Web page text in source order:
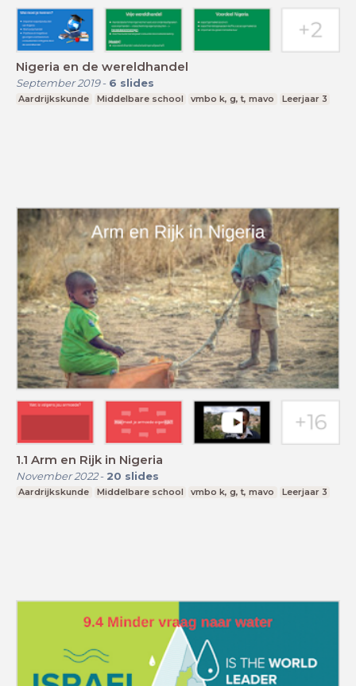
Nigeria en de wereldhandel
September 2019- 6 slides
Aardrijkskunde Middelbare school vmbo k, g, t, mavo Leerjaar 3
1.1 Arm en Rijk in Nigeria
November 2022- 20 slides
Aardrijkskunde Middelbare school vmbo k, g, t, mavo Leerjaar 3